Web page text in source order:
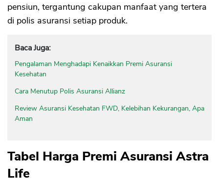
pensiun, tergantung cakupan manfaat yang tertera
di polis asuransi setiap produk.
Baca Juga:
Pengalaman Menghadapi Kenaikkan Premi Asuransi
Kesehatan
Cara Menutup Polis Asuransi Allianz
Review Asuransi Kesehatan FWD, Kelebihan Kekurangan, Apa
Aman
Tabel Harga Premi Asuransi Astra
Life